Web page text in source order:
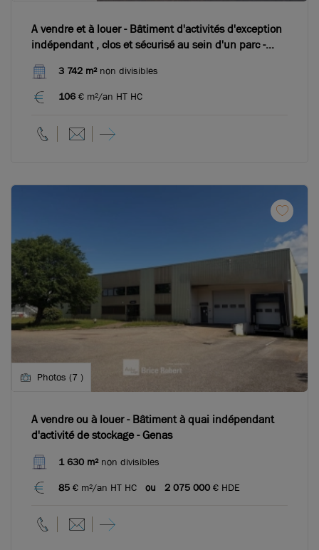
A vendre et à louer - Bâtiment d'activités d'exception
indépendant , clos et sécurisé au sein d'un parc -
3 742 m²non divisibles
106 € m²/an HT HC
Photos (7 )
A vendre ou à louer - Bâtiment à quai indépendant
d'activité de stockage - Genas
1 630 m²non divisibles
85 € m²/an HT HC ou 2 075 000 € HDE